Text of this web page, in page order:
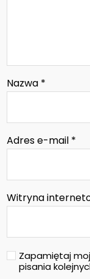
Nazwa *
Adres e-mail *
Witryna
Zapamiętaj
pisania